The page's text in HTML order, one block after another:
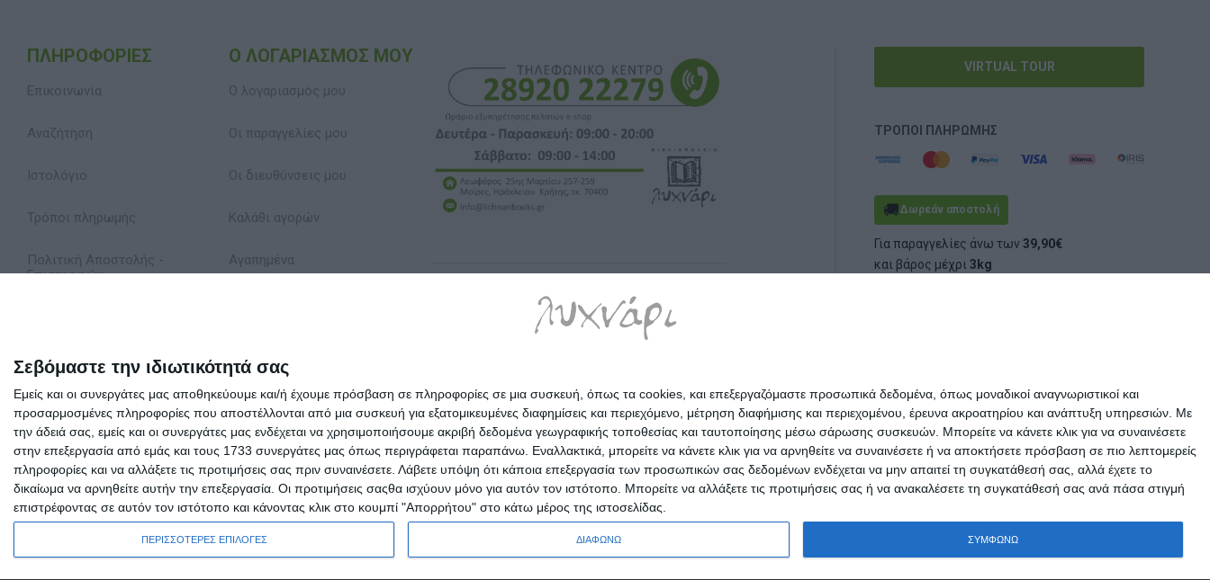
Σεβόμαστε την ιδιωτικότητά σας
Εμείς και οι συνεργάτες μας αποθηκεύουμε και/ή έχουμε πρόσβαση σε πληροφορίες σε μια συσκευή, όπως τα cookies, και επεξεργαζόμαστε προσωπικά δεδομένα, όπως μοναδικοί αναγνωριστικοί και
προσαρμοσμένες πληροφορίες που αποστέλλονται από μια συσκευή για εξατομικευμένες διαφημίσεις και περιεχόμενο, μέτρηση διαφήμισης και περιεχομένου, έρευνα ακροατηρίου και ανάπτυξη υπηρεσιών. Με
την άδειά σας, εμείς και οι συνεργάτες μας ενδέχεται να χρησιμοποιήσουμε ακριβή δεδομένα γεωγραφικής τοποθεσίας και ταυτοποίησης μέσω σάρωσης συσκευών. Μπορείτε να κάνετε κλικ για να συναινέσετε
στην επεξεργασία από εμάς και τους 1733 συνεργάτες μας όπως περιγράφεται παραπάνω. Εναλλακτικά, μπορείτε να κάνετε κλικ για να αρνηθείτε να συναινέσετε ή να αποκτήσετε πρόσβαση σε πιο λεπτομερείς
πληροφορίες και να αλλάξετε τις προτιμήσεις σας πριν συναινέσετε. Λάβετε υπόψη ότι κάποια επεξεργασία των προσωπικών σας δεδομένων ενδέχεται να μην απαιτεί τη συγκατάθεσή σας, αλλά έχετε το
δικαίωμα να αρνηθείτε αυτήν την επεξεργασία. Οι προτιμήσεις σαςθα ισχύουν μόνο για αυτόν τον ιστότοπο. Μπορείτε να αλλάξετε τις προτιμήσεις σας ή να ανακαλέσετε τη συγκατάθεσή σας ανά πάσα στιγμή
επιστρέφοντας σε αυτόν τον ιστότοπο και κάνοντας κλικ στο κουμπί "Απορρήτου" στο κάτω μέρος της ιστοσελίδας.
ΠΕΡΙΣΣΟΤΕΡΕΣ ΕΠΙΛΟΓΕΣ ΔΙΑΦΩΝΩ ΣΥΜΦΩΝΩ
ΠΛΗΡΟΦΟΡΊΕΣ
Επικοινωνία
Αναζήτηση
Ιστολόγιο
Τρόποι πληρωμής
Πολιτική Αποστολής -
Επιστροφών
Όροι Χρήσης
Σχετικά με εμάς
Ο ΛΟΓΑΡΙΑΣΜΌΣ ΜΟΥ
Ο λογαριασμός μου
Οι παραγγελίες μου
Οι διευθύνσεις μου
Καλάθι αγορών
Αγαπημένα
VIRTUAL TOUR
ΤΡΌΠΟΙ ΠΛΗΡΩΜΉΣ
🚚Δωρεάν αποστολή
Για παραγγελίες άνω των39,90€
και βάρος μέχρι3kg